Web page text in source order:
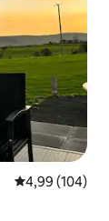
Просечна
4,99 (104)